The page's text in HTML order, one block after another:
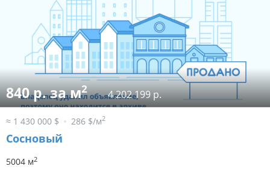
840 р. за м2 4 202 199 р.
≈ 1 430 000 $ 286 $/м2
Сосновый
5004 м2